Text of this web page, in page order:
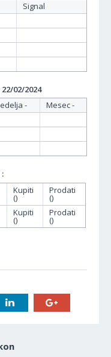
Signal
02/2024
-
Mesec -
Kupiti
()
Prodati
()
Kupiti
()
Prodati
()